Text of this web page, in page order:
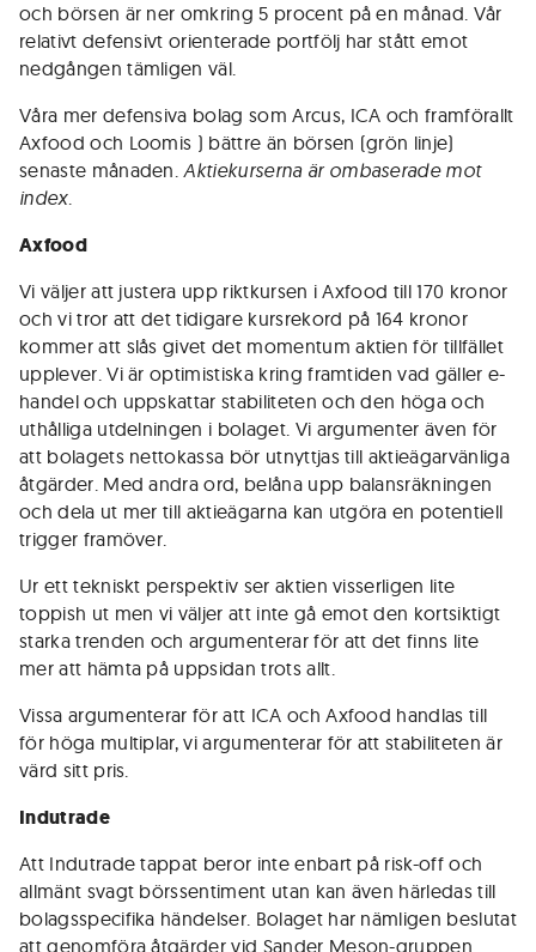
och börsen är ner omkring 5 procent på en månad. Vår
relativt defensivt orienterade portfölj har stått emot
nedgången tämligen väl.
Våra mer defensiva bolag som Arcus, ICA och framförallt
Axfood och Loomis ) bättre än börsen (grön linje)
senaste månaden.Aktiekurserna är ombaserade mot
index.
Axfood
Vi väljer att justera upp riktkursen i Axfood till 170 kronor
och vi tror att det tidigare kursrekord på 164 kronor
kommer att slås givet det momentum aktien för tillfället
upplever. Vi är optimistiska kring framtiden vad gäller e-
handel och uppskattar stabiliteten och den höga och
uthålliga utdelningen i bolaget. Vi argumenter även för
att bolagets nettokassa bör utnyttjas till aktieägarvänliga
åtgärder. Med andra ord, belåna upp balansräkningen
och dela ut mer till aktieägarna kan utgöra en potentiell
trigger framöver.
Ur ett tekniskt perspektiv ser aktien visserligen lite
toppish ut men vi väljer att inte gå emot den kortsiktigt
starka trenden och argumenterar för att det finns lite
mer att hämta på uppsidan trots allt.
Vissa argumenterar för att ICA och Axfood handlas till
för höga multiplar, vi argumenterar för att stabiliteten är
värd sitt pris.
Indutrade
Att Indutrade tappat beror inte enbart på risk-off och
allmänt svagt börssentiment utan kan även härledas till
bolagsspecifika händelser. Bolaget har nämligen beslutat
att genomföra åtgärder vid Sander Meson-gruppen